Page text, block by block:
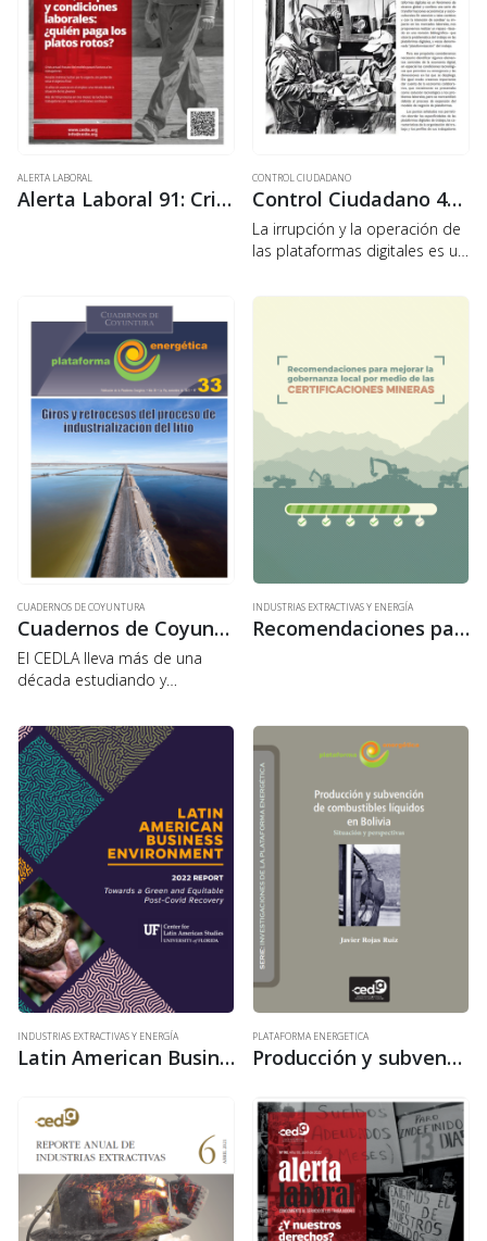
ALERTA LABORAL
Alerta Laboral 91: Crisis, empleo y condiciones laborales: ¿Quién paga los platos rotos?
CONTROL CIUDADANO
Control Ciudadano 41: Apuntes para el abordaje de la problemática del trabajo en plataformas digitales
La irrupción y la operación de
las plataformas digitales es un
conlleva una serie de
En atención a tales cambios y
con…
CUADERNOS DE COYUNTURA
Cuadernos de Coyuntura 33: Giros y retrocesos del proceso de industrialización del litio
El CEDLA lleva más de una
década estudiando y
impactos de la explotación
del litio en Bolivia. En esta
oportunidad, el investigador
Carlos Arze Vargas llama…
INDUSTRIAS EXTRACTIVAS Y ENERGÍA
Recomendaciones para mejorar la gobernanza local por medio de las certificaciones mineras
INDUSTRIAS EXTRACTIVAS Y ENERGÍA
Latin American Business Environment – Report 2022
PLATAFORMA ENERGETICA
Producción y subvención de combustibles líquidos en Bolivia. Situación y perspectivas